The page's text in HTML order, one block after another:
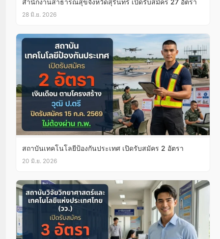
สำนักงานสาธารณสุขจังหวัดสุรินทร์ เปิดรับสมัคร 27 อัตรา
28 มิ.ย. 2026
สถาบันเทคโนโลยีป้องกันประเทศ เปิดรับสมัคร 2 อัตรา
20 มิ.ย. 2026